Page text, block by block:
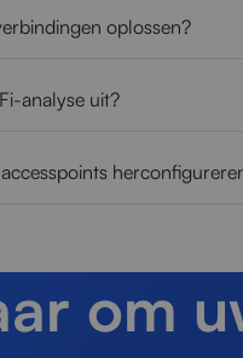
oplossen?
analyse uit?
om